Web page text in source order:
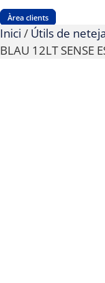
Àrea clients
Inici / Útils de neteja
BLAU 12LT SENSE